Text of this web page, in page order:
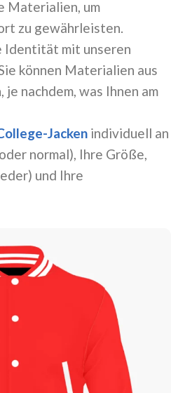
Materialien, um
zu gewährleisten.
Identität mit unseren
können Materialien aus
nachdem, was Ihnen am
Jacken individuell an
normal), Ihre Größe,
und Ihre